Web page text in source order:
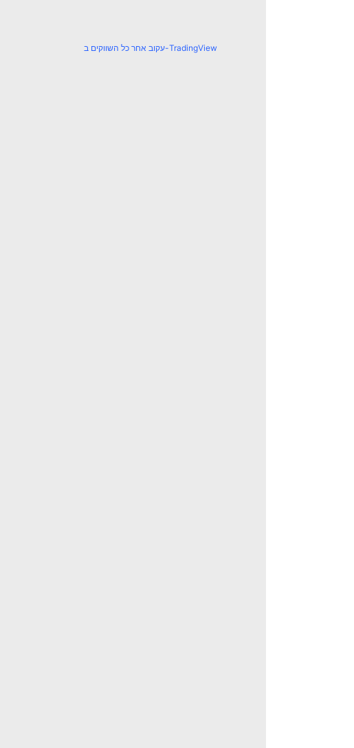
עקוב אחר כל השווקים ב-TradingView